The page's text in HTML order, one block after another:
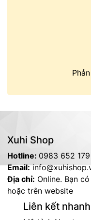
Xuhi Shop
Hotline: 0983 652 179
Email:
Địa chỉ: Online. Bạn
hoặc trên website
Liên kết nhanh